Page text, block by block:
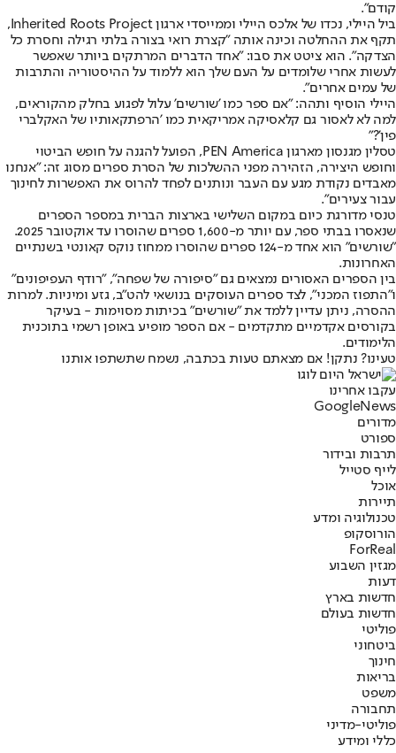
קודם".
ביל היילי, נכדו של אלכס היילי וממייסדי ארגון Inherited Roots Project,
תקף את ההחלטה וכינה אותה "קצרת רואי בצורה בלתי רגילה וחסרת כל
הצדקה". הוא ציטט את סבו: "אחד הדברים המרתקים ביותר שאפשר
לעשות אחרי שלומדים על העם שלך הוא ללמוד על ההיסטוריה והתרבות
של עמים אחרים".
היילי הוסיף ותהה: "אם ספר כמו 'שורשים' עלול לפגוע בחלק מהקוראים,
למה לא לאסור גם קלאסיקה אמריקאית כמו 'הרפתקאותיו של האקלברי
פין'?"
טסלין מגנסון מארגון PEN America, הפועל להגנה על חופש הביטוי
וחופש היצירה, הזהירה מפני ההשלכות של הסרת ספרים מסוג זה: "אנחנו
מאבדים נקודת מגע עם העבר ונותנים לפחד להרוס את האפשרות לחינוך
עבור צעירים".
טנסי מדורגת כיום במקום השלישי בארצות הברית במספר הספרים
שנאסרו בבתי ספר, עם יותר מ-1,600 ספרים שהוסרו עד אוקטובר 2025.
"שורשים" הוא אחד מ-124 ספרים שהוסרו ממחוז נוקס קאונטי בשנתיים
האחרונות.
בין הספרים האסורים נמצאים גם "סיפורה של שפחה", "רודף העפיפונים"
ו"התפוז המכני", לצד ספרים העוסקים בנושאי להט"ב, גזע ומיניות. למרות
ההסרה, ניתן עדיין ללמד את "שורשים" בכיתות מסוימות - בעיקר
בקורסים אקדמיים מתקדמים - אם הספר מופיע באופן רשמי בתוכנית
הלימודים.
טעינו? נתקן! אם מצאתם טעות בכתבה, נשמח שתשתפו אותנו
עקבו אחרינו
Googl eNews
מדורים
ספורט
תרבות ובידור
לייף סטייל
אוכל
תיירות
טכנולוגיה ומדע
הורוסקופ
ForReal
מגזין השבוע
דעות
חדשות בארץ
חדשות בעולם
פוליטי
ביטחוני
חינוך
בריאות
משפט
תחבורה
פוליטי-מדיני
כללי ומידע